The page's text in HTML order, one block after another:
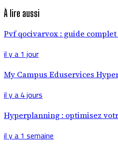
À lire aussi
Pvf qocivarvox : guide
il y a 1 jour
My Campus Eduservices
il y a 4 jours
Hyperplanning : optimisez
il y a 1 semaine